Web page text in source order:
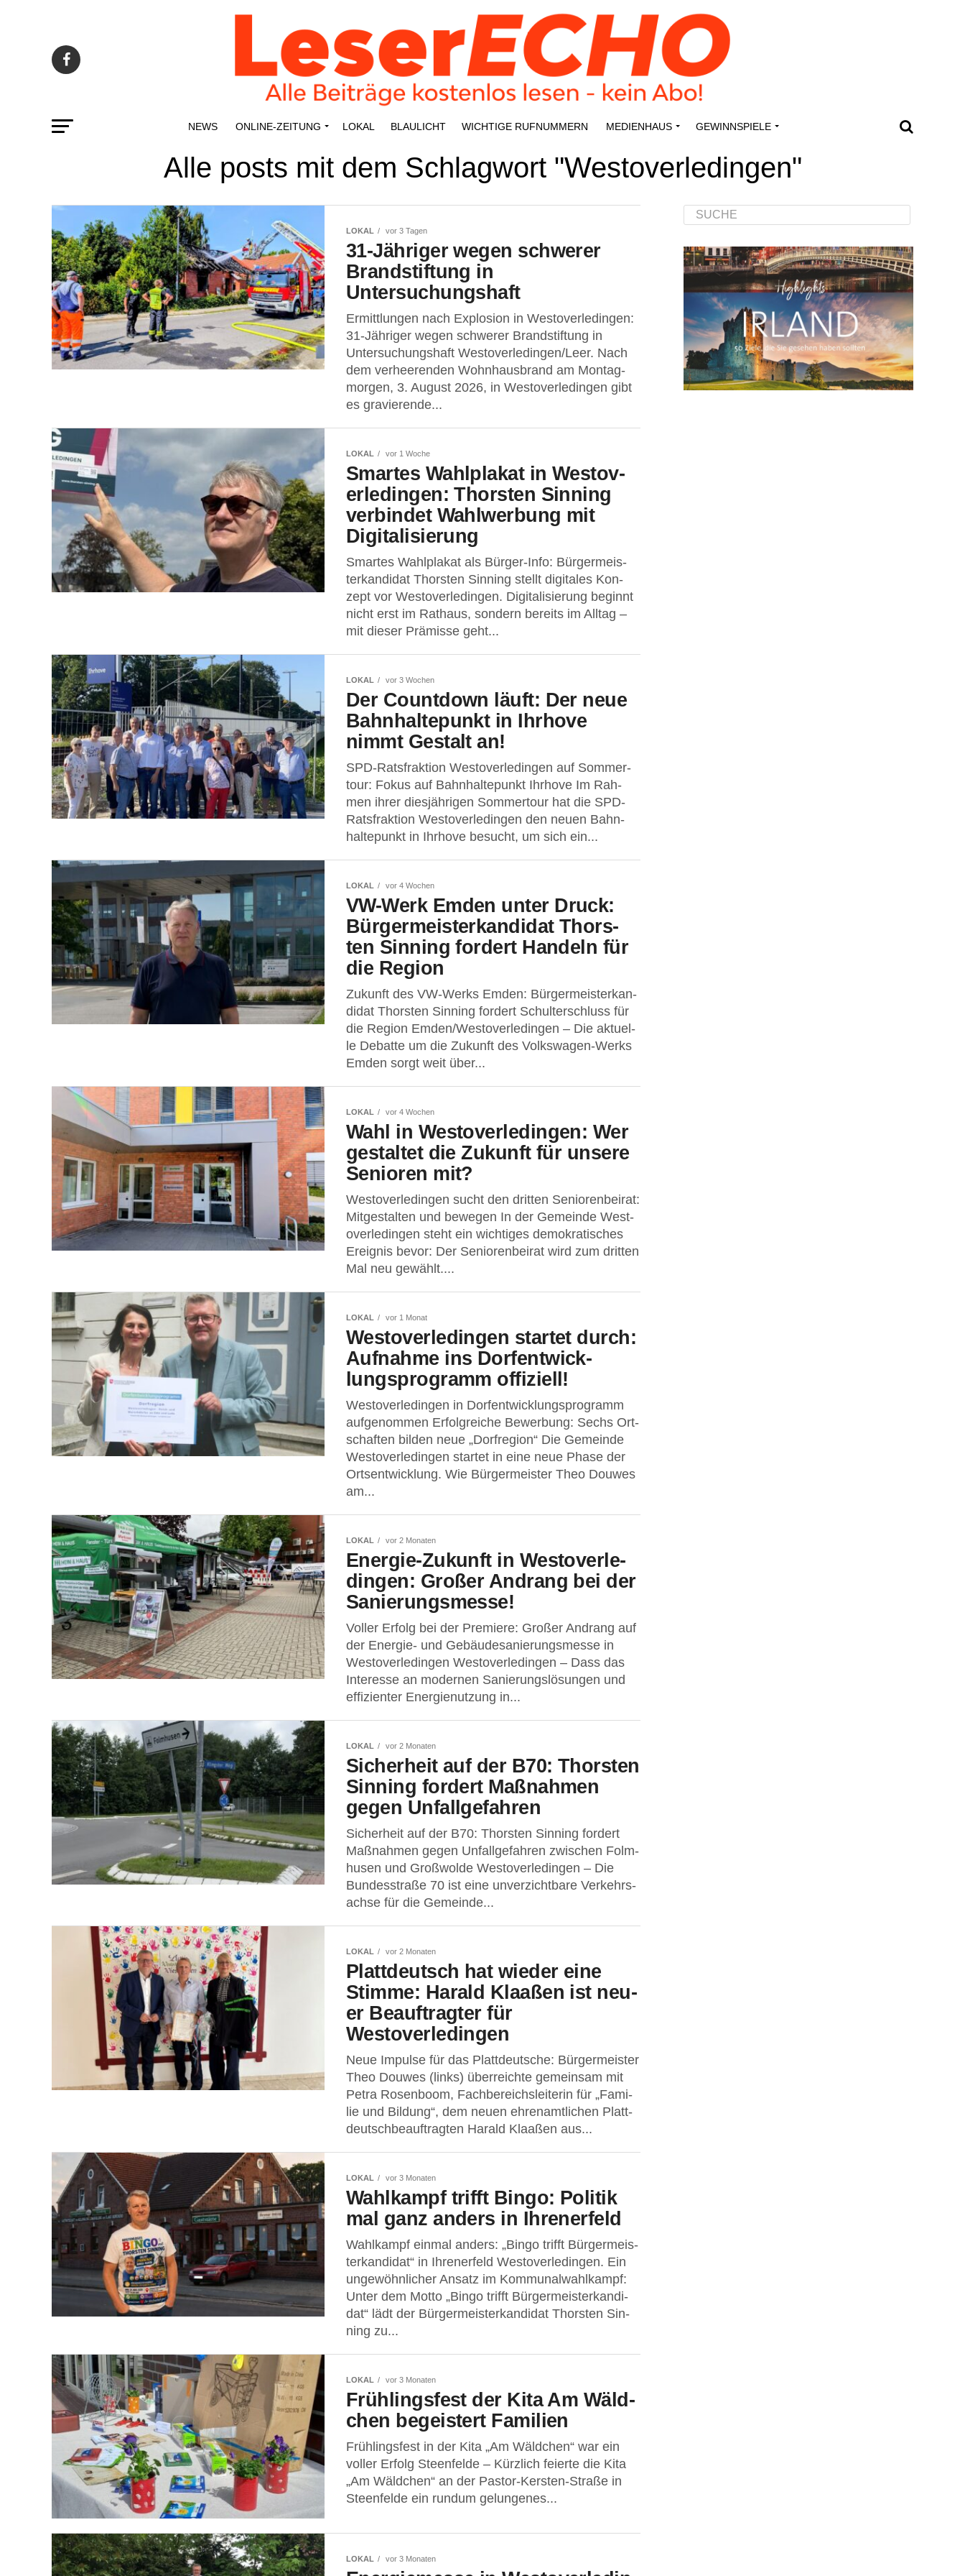
NEWS ONLINE-ZEI­­TUNG LOKAL BLAU­LICHT WICH­TI­GE RUFNUMMERN MEDI­EN­HAUS GEWINN­SPIE­LE
Alle posts mit dem Schlagwort "Westoverledingen"
LOKAL vor 3 Tagen
31-Jäh­ri­ger wegen schwe­rer
Brand­stif­tung in
Untersuchungshaft
Ermitt­lun­gen nach Explo­si­on in Wes­t­ov­er­le­din­gen:
31-Jäh­ri­ger wegen schwe­rer Brand­stif­tung in
Untersuchungshaft Westoverledingen/Leer. Nach
dem ver­hee­ren­den Wohn­haus­brand am Mon­tag­
mor­gen, 3. August 2026, in Wes­t­ov­er­le­din­gen gibt
es gra­vie­ren­de...
LOKAL vor 1 Woche
Smar­tes Wahl­pla­kat in Wes­t­ov­
er­le­din­gen: Thors­ten Sin­ning
ver­bin­det Wahl­wer­bung mit
Digitalisierung
Smar­tes Wahl­pla­kat als Bür­ger-Info: Bür­ger­meis­
ter­kan­di­dat Thors­ten Sin­ning stellt digi­ta­les Kon­
zept vor Wes­t­ov­er­le­din­gen. Digi­ta­li­sie­rung beginnt
nicht erst im Rat­haus, son­dern bereits im All­tag –
mit die­ser Prä­mis­se geht...
LOKAL vor 3 Wochen
Der Count­down läuft: Der neue
Bahn­hal­te­punkt in Ihr­ho­ve
nimmt Gestalt an!
SPD-Rats­frak­ti­on Wes­t­ov­er­le­din­gen auf Som­mer­
tour: Fokus auf Bahn­hal­te­punkt Ihrhove Im Rah­
men ihrer dies­jäh­ri­gen Som­mer­tour hat die SPD-
Rats­frak­ti­on Wes­t­ov­er­le­din­gen den neu­en Bahn­
hal­te­punkt in Ihr­ho­ve besucht, um sich ein...
LOKAL vor 4 Wochen
VW-Werk Emden unter Druck:
Bür­ger­meis­ter­kan­di­dat Thors­
ten Sin­ning for­dert Han­deln für
die Region
Zukunft des VW-Werks Emden: Bür­ger­meis­ter­kan­
di­dat Thors­ten Sin­ning for­dert Schul­ter­schluss für
die Region Emden/Westoverledingen – Die aktu­el­
le Debat­te um die Zukunft des Volks­wa­gen-Werks
Emden sorgt weit über...
LOKAL vor 4 Wochen
Wahl in Wes­t­ov­er­le­din­gen: Wer
gestal­tet die Zukunft für unse­re
Senio­ren mit?
Wes­t­ov­er­le­din­gen sucht den drit­ten Senio­ren­bei­rat:
Mit­ge­stal­ten und bewegen In der Gemein­de Wes­t­
ov­er­le­din­gen steht ein wich­ti­ges demo­kra­ti­sches
Ereig­nis bevor: Der Senio­ren­bei­rat wird zum drit­ten
Mal neu gewählt....
LOKAL vor 1 Monat
Wes­t­ov­er­le­din­gen star­tet durch:
Auf­nah­me ins Dorf­ent­wick­
lungs­pro­gramm offiziell!
Wes­t­ov­er­le­din­gen in Dorf­ent­wick­lungs­pro­gramm
aufgenommen Erfolg­rei­che Bewer­bung: Sechs Ort­
schaf­ten bil­den neue „Dorf­re­gi­on“ Die Gemein­de
Wes­t­ov­er­le­din­gen star­tet in eine neue Pha­se der
Orts­ent­wick­lung. Wie Bür­ger­meis­ter Theo Dou­wes
am...
LOKAL vor 2 Monaten
Ener­gie-Zukunft in Wes­t­ov­er­le­
din­gen: Gro­ßer Andrang bei der
Sanierungsmesse!
Vol­ler Erfolg bei der Pre­mie­re: Gro­ßer Andrang auf
der Ener­gie- und Gebäu­de­sa­nie­rungs­mes­se in
Westoverledingen Wes­t­ov­er­le­din­gen – Dass das
Inter­es­se an moder­nen Sanie­rungs­lö­sun­gen und
effi­zi­en­ter Ener­gie­nut­zung in...
LOKAL vor 2 Monaten
Sicher­heit auf der B70: Thors­ten
Sin­ning for­dert Maß­nah­men
gegen Unfallgefahren
Sicher­heit auf der B70: Thors­ten Sin­ning for­dert
Maß­nah­men gegen Unfall­ge­fah­ren zwi­schen Folm­
husen und Großwolde Wes­t­ov­er­le­din­gen – Die
Bun­des­stra­ße 70 ist eine unver­zicht­ba­re Ver­kehrs­
ach­se für die Gemein­de...
LOKAL vor 2 Monaten
Platt­deutsch hat wie­der eine
Stim­me: Harald Klaa­ßen ist neu­
er Beauf­trag­ter für
Westoverledingen
Neue Impul­se für das Platt­deut­sche: Bür­ger­meis­ter
Theo Dou­wes (links) über­reich­te gemein­sam mit
Petra Rosen­boom, Fach­be­reichs­lei­te­rin für „Fami­
lie und Bil­dung“, dem neu­en ehren­amt­li­chen Platt­
deutsch­be­auf­trag­ten Harald Klaa­ßen aus...
LOKAL vor 3 Monaten
Wahl­kampf trifft Bin­go: Poli­tik
mal ganz anders in Ihrenerfeld
Wahl­kampf ein­mal anders: „Bin­go trifft Bür­ger­meis­
ter­kan­di­dat“ in Ihrenerfeld Wes­t­ov­er­le­din­gen. Ein
unge­wöhn­li­cher Ansatz im Kom­mu­nal­wahl­kampf:
Unter dem Mot­to „Bin­go trifft Bür­ger­meis­ter­kan­di­
dat“ lädt der Bür­ger­meis­ter­kan­di­dat Thors­ten Sin­
ning zu...
LOKAL vor 3 Monaten
Früh­lings­fest der Kita Am Wäld­
chen begeis­tert Familien
Früh­lings­fest in der Kita „Am Wäld­chen“ war ein
vol­ler Erfolg Steen­fel­de – Kürz­lich fei­er­te die Kita
„Am Wäld­chen“ an der Pas­tor-Kers­ten-Stra­ße in
Steen­fel­de ein rund­um gelun­ge­nes...
LOKAL vor 3 Monaten